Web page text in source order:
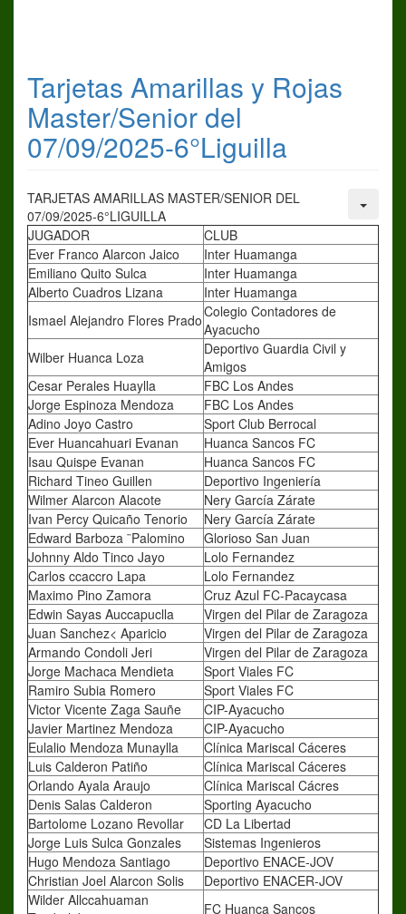
Tarjetas Amarillas y Rojas
Master/Senior del
07/09/2025-6°Liguilla
TARJETAS AMARILLAS MASTER/SENIOR DEL
07/09/2025-6°LIGUILLA
JUGADOR
CLUB
Ever Franco Alarcon Jaico
Inter Huamanga
Emiliano Quito Sulca
Inter Huamanga
Alberto Cuadros Lizana
Inter Huamanga
Ismael Alejandro Flores PradoColegio Contadores de
Ayacucho
Wilber Huanca Loza
Deportivo Guardia Civil y
Amigos
Cesar Perales Huaylla
FBC Los Andes
Jorge Espinoza Mendoza
FBC Los Andes
Adino Joyo Castro
Sport Club Berrocal
Ever Huancahuari Evanan
Huanca Sancos FC
Isau Quispe Evanan
Huanca Sancos FC
Richard Tineo Guillen
Deportivo Ingeniería
Wilmer Alarcon Alacote
Nery García Zárate
Ivan Percy Quicaño Tenorio
Nery García Zárate
Edward Barboza ¨Palomino
Glorioso San Juan
Johnny Aldo Tinco Jayo
Lolo Fernandez
Carlos ccaccro Lapa
Lolo Fernandez
Maximo Pino Zamora
Cruz Azul FC-Pacaycasa
Edwin Sayas Auccapuclla
Virgen del Pilar de Zaragoza
Juan Sanchez< Aparicio
Virgen del Pilar de Zaragoza
Armando Condoli Jeri
Virgen del Pilar de Zaragoza
Jorge Machaca Mendieta
Sport Viales FC
Ramiro Subia Romero
Sport Viales FC
Victor Vicente Zaga Sauñe
CIP-Ayacucho
Javier Martinez Mendoza
CIP-Ayacucho
Eulalio Mendoza Munaylla
Clínica Mariscal Cáceres
Luis Calderon Patiño
Clínica Mariscal Cáceres
Orlando Ayala Araujo
Clínica Mariscal Cácres
Denis Salas Calderon
Sporting Ayacucho
Bartolome Lozano Revollar
CD La Libertad
Jorge Luis Sulca Gonzales
Sistemas Ingenieros
Hugo Mendoza Santiago
Deportivo ENACE-JOV
Christian Joel Alarcon Solis
Deportivo ENACER-JOV
Wilder Allccahuaman
FC Huanca Sancos